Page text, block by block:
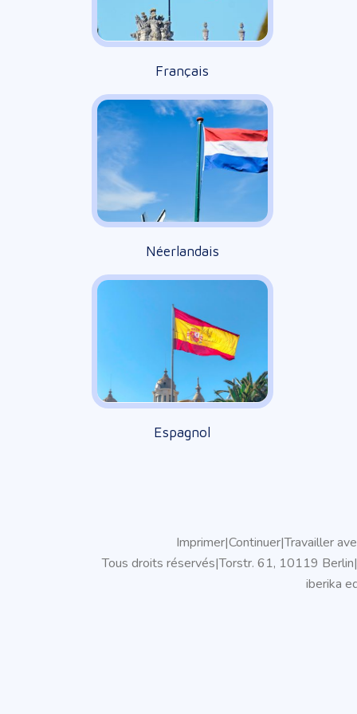
Français
Néerlandais
Espagnol
Imprimer|Continuer|Travailler
Tous droits réservés|Torstr. 61, 10119 Berlin|
iberika